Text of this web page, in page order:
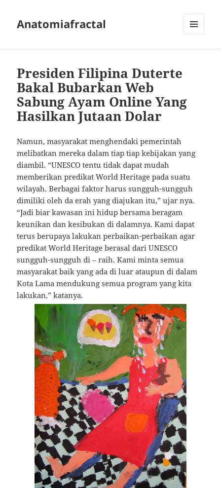
Anatomiafractal
Presiden Filipina Duterte
Bakal Bubarkan Web
Sabung Ayam Online Yang
Hasilkan Jutaan Dolar
Namun, masyarakat menghendaki pemerintah
melibatkan mereka dalam tiap tiap kebijakan yang
diambil. “UNESCO tentu tidak dapat mudah
memberikan predikat World Heritage pada suatu
wilayah. Berbagai faktor harus sungguh-sungguh
dimiliki oleh da erah yang diajukan itu,” ujar nya.
“Jadi biar kawasan ini hidup bersama beragam
keunikan dan kesibukan di dalamnya. Kami dapat
terus berupaya lakukan perbaikan-perbaikan agar
predikat World Heritage berasal dari UNESCO
sungguh-sungguh di – raih. Kami minta semua
masyarakat baik yang ada di luar ataupun di dalam
Kota Lama mendukung semua program yang kita
lakukan,” katanya.